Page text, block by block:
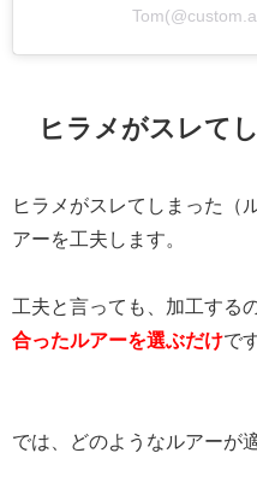
ヒラメがスレて
ヒラメがスレてしまった（
アーを工夫します。
工夫と言っても、加工する
合ったルアーを選ぶだけで
では、どのようなルアーが